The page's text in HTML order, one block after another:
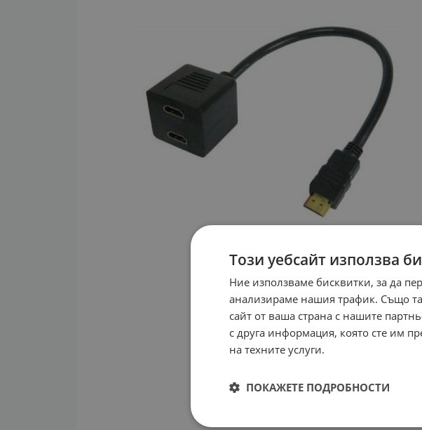
Този уебсайт използва
Ние използваме бисквитки, за да
анализираме нашия трафик. Също
сайт от ваша страна с нашите
с друга информация, която сте им
на техните услуги.
ПОКАЖЕТЕ ПОДРОБНОСТИ